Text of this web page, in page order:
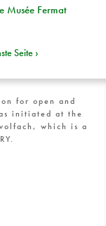
Musée Fermat
Seite ›
for open and
initiated at the
which is a